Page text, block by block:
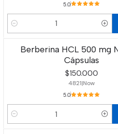
5.0
Cantidad
Berberina HCL 500 mg
Cápsulas
$150.000
4821|Now
5.0
Cantidad